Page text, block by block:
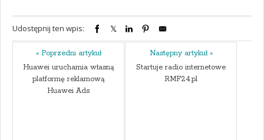
Udostępnij ten wpis:
« Poprzedni artykuł
Huawei uruchamia własną
platformę reklamową
Huawei Ads
Następny artykuł »
Startuje radio internetowe
RMF24.pl